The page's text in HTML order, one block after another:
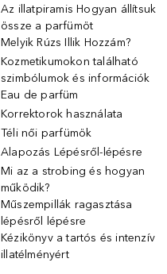
Az illatpiramis Hogyan állítsuk
össze a parfümöt
Melyik Rúzs Illik Hozzám?
Kozmetikumokon található
szimbólumok és információk
Eau de parfüm
Korrektorok használata
Téli női parfümök
Alapozás Lépésről-lépésre
Mi az a strobing és hogyan
működik?
Műszempillák ragasztása
lépésről lépésre
Kézikönyv a tartós és intenzív
illatélményért